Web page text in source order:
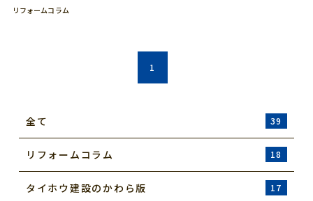
リフォームコラム
1
全て 39
リフォームコラム 18
タイホウ建設のかわら版 17